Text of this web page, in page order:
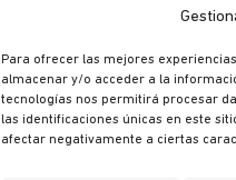
Para ofrecer las mejores
almacenar y/o acceder a la
tecnologías nos permitirá procesar
las identificaciones únicas en este
afectar negativamente a ciertas